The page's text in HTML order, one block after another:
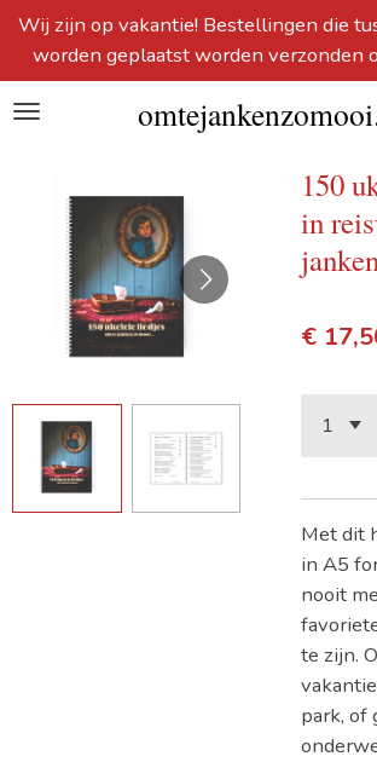
Ga
direct
naar
de
Wij zijn op vakantie! Bestellingen die
worden geplaatst worden verzonden
150
in
€
Met dit
in A5
nooit
te zijn.
park, of